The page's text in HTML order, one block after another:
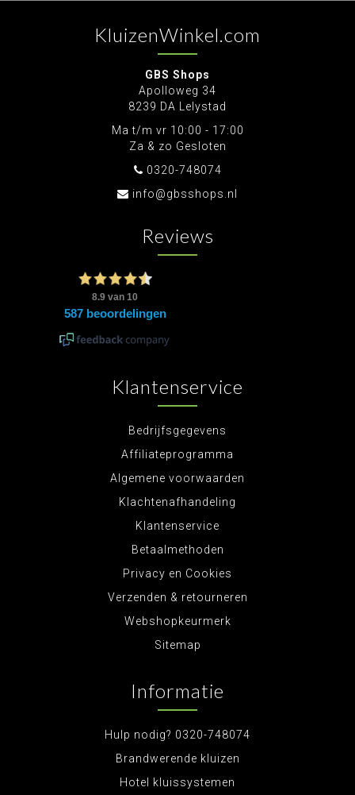
KluizenWinkel.com
GBS Shops
Apolloweg 34
8239 DA Lelystad
Ma t/m vr 10:00 - 17:00
Za & zo Gesloten
0320-748074
info@gbsshops.nl
Reviews
Klantenservice
Bedrijfsgegevens
Affiliateprogramma
Algemene voorwaarden
Klachtenafhandeling
Klantenservice
Betaalmethoden
Privacy en Cookies
Verzenden & retourneren
Webshopkeurmerk
Sitemap
Informatie
Hulp nodig? 0320-748074
Brandwerende kluizen
Hotel kluissystemen